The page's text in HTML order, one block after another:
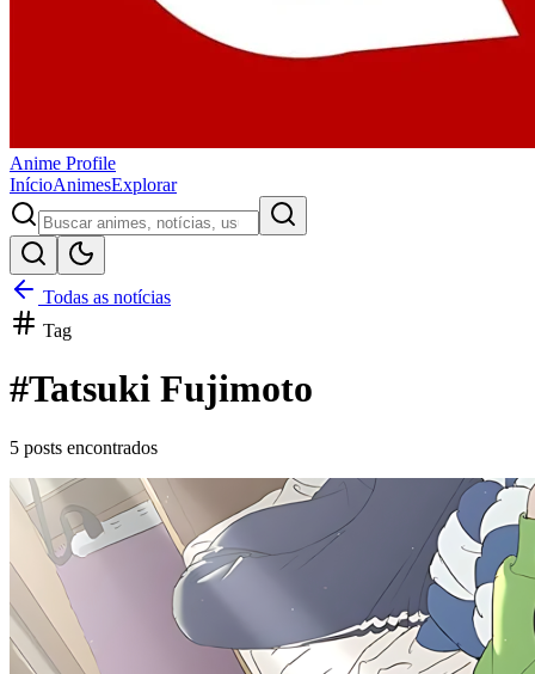
Anime Profile
InícioAnimesExplorar
Todas as notícias
Tag
#Tatsuki Fujimoto
5 posts encontrados